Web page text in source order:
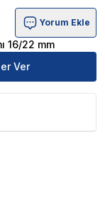
Ürün Yorumları
Yorum Ekle
16/22 mm
Ver